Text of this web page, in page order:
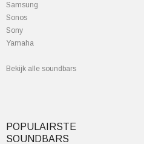
Samsung
Sonos
Sony
Yamaha
Bekijk alle soundbars
POPULAIRSTE
SOUNDBARS